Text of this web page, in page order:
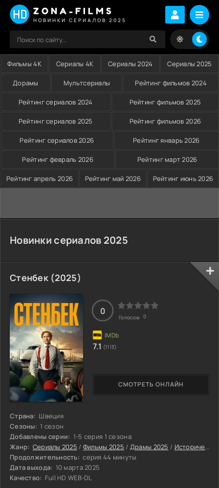
ZONA-FILMS
НОВИНКИ СЕРИАЛОВ 2025
Фильмы 4K Сериалы 4K Сериалы 2024 Сериалы 2025
Дорамы Мультсериалы Рейтинг фильмов 2024
Рейтинг сериалов 2024 Рейтинг фильмов 2025
Рейтинг сериалов 2025 Рейтинг фильмов 2026
Рейтинг сериалов 2026 Рейтинг январь 2026
Рейтинг февраль 2026 Рейтинг март 2026
Рейтинг апрель 2026 Рейтинг май 2026 Рейтинг июнь 2026
Новинки сериалов 2025
Стенбек (2025)
Страна: Швеция
Сезоны: 1 сезон
Добавлены серии: 1-5 серия 1 сезона
Жанр: Сериалы 2025 / Фильмы 2025 / Драмы 2025 / Исторические фильмы 2025
Продолжительность: серия 44 минуты
Дата выхода: 10 марта 2025
Качество: Full HD WEB-DL
СМОТРЕТЬ ОНЛАЙН
0
Голосов: 0
7.1 (1113)